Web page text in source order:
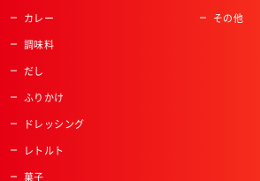
カレー
調味料
だし
ふりかけ
ドレッシング
レトルト
菓子
その他